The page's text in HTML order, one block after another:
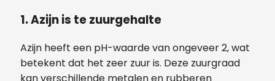
1. Azijn is te zuurgehalte
Azijn heeft een pH-waarde van ongeveer 2, wat
betekent dat het zeer zuur is. Deze zuurgraad
kan verschillende metalen en rubberen